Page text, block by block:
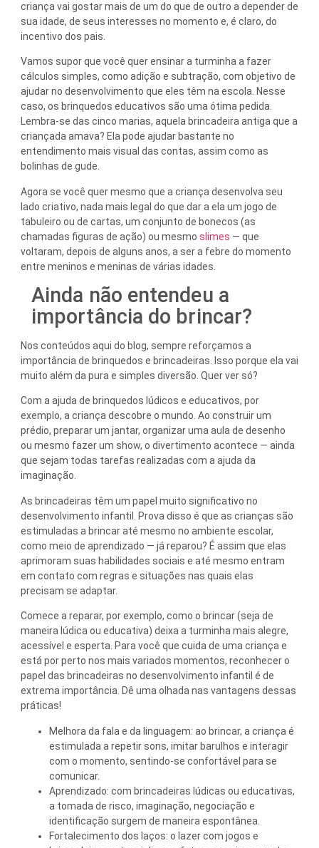
criança vai gostar mais de um do que de outro a depender de
sua idade, de seus interesses no momento e, é claro, do
incentivo dos pais.
Vamos supor que você quer ensinar a turminha a fazer
cálculos simples, como adição e subtração, com objetivo de
ajudar no desenvolvimento que eles têm na escola. Nesse
caso, os brinquedos educativos são uma ótima pedida.
Lembra-se das cinco marias, aquela brincadeira antiga que a
criançada amava? Ela pode ajudar bastante no
entendimento mais visual das contas, assim como as
bolinhas de gude.
Agora se você quer mesmo que a criança desenvolva seu
lado criativo, nada mais legal do que dar a ela um jogo de
tabuleiro ou de cartas, um conjunto de bonecos (as
chamadas figuras de ação) ou mesmo slimes — que
voltaram, depois de alguns anos, a ser a febre do momento
entre meninos e meninas de várias idades.
Ainda não entendeu a
importância do brincar?
Nos conteúdos aqui do blog, sempre reforçamos a
importância de brinquedos e brincadeiras. Isso porque ela vai
muito além da pura e simples diversão. Quer ver só?
Com a ajuda de brinquedos lúdicos e educativos, por
exemplo, a criança descobre o mundo. Ao construir um
prédio, preparar um jantar, organizar uma aula de desenho
ou mesmo fazer um show, o divertimento acontece — ainda
que sejam todas tarefas realizadas com a ajuda da
imaginação.
As brincadeiras têm um papel muito significativo no
desenvolvimento infantil. Prova disso é que as crianças são
estimuladas a brincar até mesmo no ambiente escolar,
como meio de aprendizado — já reparou? É assim que elas
aprimoram suas habilidades sociais e até mesmo entram
em contato com regras e situações nas quais elas
precisam se adaptar.
Comece a reparar, por exemplo, como o brincar (seja de
maneira lúdica ou educativa) deixa a turminha mais alegre,
acessível e esperta. Para você que cuida de uma criança e
está por perto nos mais variados momentos, reconhecer o
papel das brincadeiras no desenvolvimento infantil é de
extrema importância. Dê uma olhada nas vantagens dessas
práticas!
Melhora da fala e da linguagem: ao brincar, a criança é
estimulada a repetir sons, imitar barulhos e interagir
com o momento, sentindo-se confortável para se
comunicar.
Aprendizado: com brincadeiras lúdicas ou educativas,
a tomada de risco, imaginação, negociação e
identificação surgem de maneira espontânea.
Fortalecimento dos laços: o lazer com jogos e